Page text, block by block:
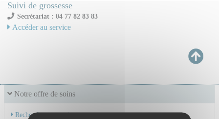
Notre offre de soins
Recherche par service
Suivi de grossesse
Secrétariat : 04 77 82 83 83
Accéder au service